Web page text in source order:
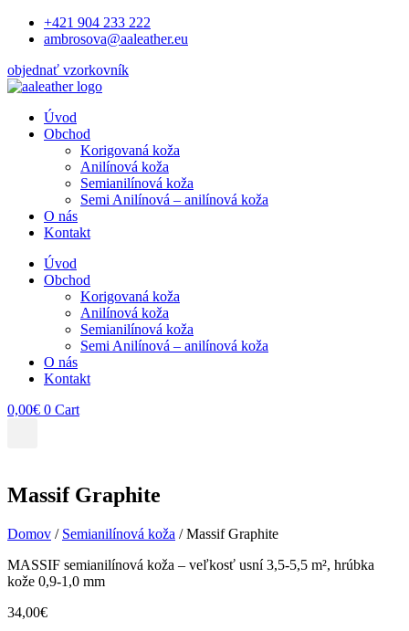
Preskočiť+421 904 233 222
ambrosova@aaleather.eu
objednať vzorkovník
Úvod
Obchod
Korigovaná koža
Anilínová koža
Semianilínová koža
Semi Anilínová – anilínová koža
O nás
Kontakt
Úvod
Obchod
Korigovaná koža
Anilínová koža
Semianilínová koža
Semi Anilínová – anilínová koža
O nás
Kontakt
0,00€ 0 Cart
Massif Graphite
Domov / Semianilínová koža / Massif Graphite
MASSIF semianilínová koža – veľkosť usní 3,5-5,5 m², hrúbka
kože 0,9-1,0 mm
34,00€